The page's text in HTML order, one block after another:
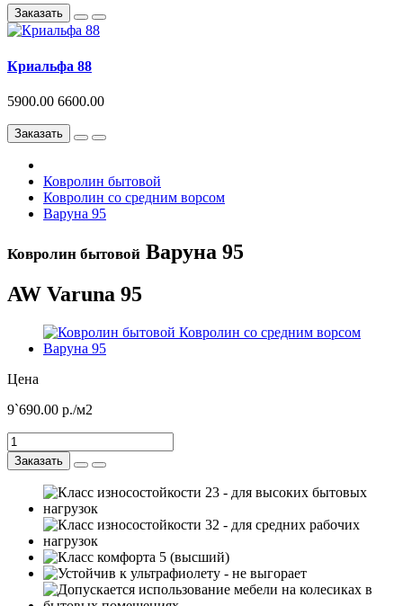
Заказать
Криальфа 88
5900.00 6600.00
Заказать
Ковролин бытовой
Ковролин со средним ворсом
Варуна 95
Ковролин бытовой Варуна 95
AW Varuna 95
Цена
9`690.00 р./м2
Заказать